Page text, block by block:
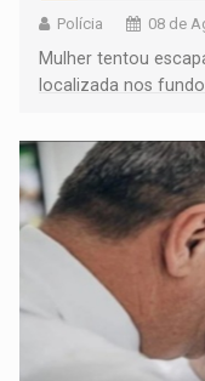
Polícia 08 de
Mulher tentou
localizada nos